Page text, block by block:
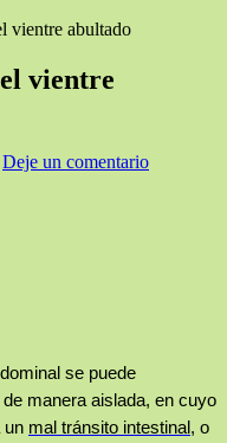
vientre abultado
vientre
Deje un comentario
se puede
manera aislada, en cuyo
un mal tránsito intestinal, o